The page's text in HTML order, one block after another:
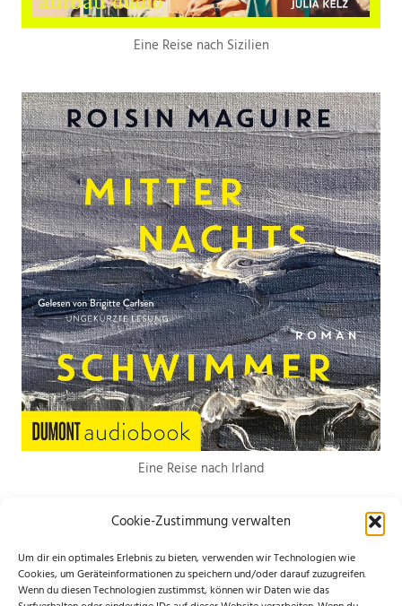
Cookie-Zustimmung verwalten
Um dir ein optimales Erlebnis zu bieten, verwenden wir Technologien wie
Cookies, um Geräteinformationen zu speichern und/oder darauf zuzugreifen.
Wenn du diesen Technologien zustimmst, können wir Daten wie das
Eine Reise nach Sizilien
Eine Reise nach Irland